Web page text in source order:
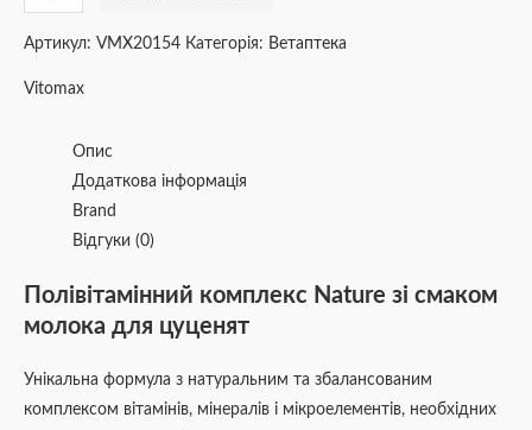
Артикул: VMX20154 Категорія: Ветаптека
Vitomax
Опис
Додаткова інформація
Brand
Відгуки (0)
Полівітамінний комплекс Nature зі смаком
молока для цуценят
Унікальна формула з натуральним та збалансованим
комплексом вітамінів, мінералів і мікроелементів, необхідних